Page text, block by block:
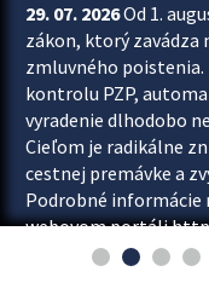
29. 07. 2026Od 1.
zákon, ktorý zavádza
zmluvného
kontrolu PZP,
vyradenie dlhodobo
Cieľom je radikálne
cestnej premávke a
Podrobné informácie
webovom portáli
ktorom od augusta